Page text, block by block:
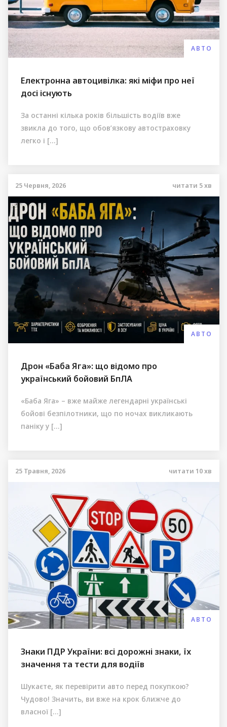
АВТО
Електронна автоцивілка: які міфи про неї
досі існують
За останні кілька років більшість водіїв вже
звикла до того, що обов’язкову автостраховку
легко і […]
25 Червня, 2026 читати 5хв
АВТО
Дрон «Баба Яга»: що відомо про
український бойовий БпЛА
«Баба Яга» – вже майже легендарні українські
бойові безпілотники, що по ночах викликають
паніку у […]
25 Травня, 2026 читати 10хв
АВТО
Знаки ПДР України: всі дорожні знаки, їх
значення та тести для водіїв
Шукаєте, як перевірити авто перед покупкою?
Чудово! Значить, ви вже на крок ближче до
власної […]